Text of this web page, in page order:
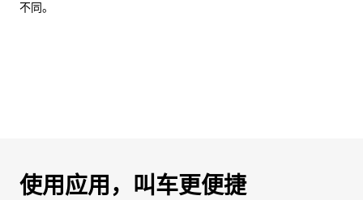
不同。
使用应用，叫车更便捷